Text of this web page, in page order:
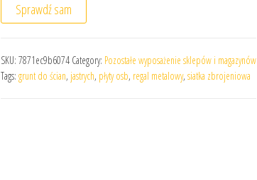
Sprawdź sam
SKU: 7871ec9b6074 Category: Pozostałe wyposażenie sklepów i magazynów
Tags: grunt do ścian, jastrych, płyty osb, regal metalowy, siatka zbrojeniowa